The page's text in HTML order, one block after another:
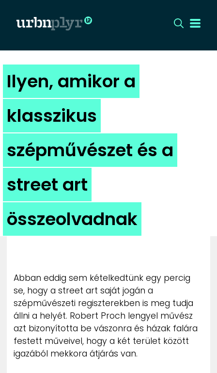
CÍMLAP
DIZÁJN
DIVAT
HIP
KULT
UTCA
ZENE
ADATKEZELÉSI TÁJÉKOZTATÓ
Ilyen, amikor a
klasszikus
szépművészet és a
street art
összeolvadnak
Abban eddig sem kételkedtünk egy percig
se, hogy a street art saját jogán a
szépművészeti regiszterekben is meg tudja
állni a helyét. Robert Proch lengyel művész
azt bizonyította be vászonra és házak falára
festett műveivel, hogy a két terület között
igazából mekkora átjárás van.